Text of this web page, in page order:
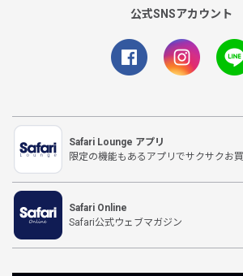
公式SNSアカウント
Safari Lounge アプリ
限定の機能もあるアプリでサクサクお
Safari Online
Safari公式ウェブマガジン